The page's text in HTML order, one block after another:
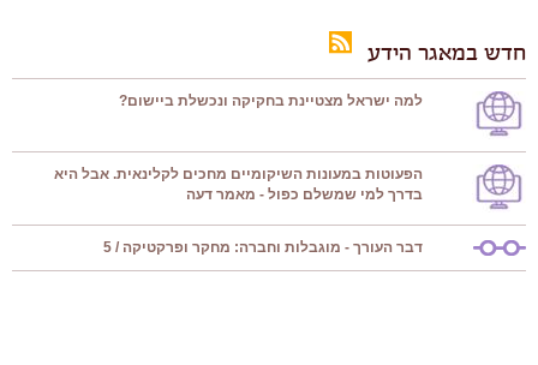
חדש במאגר הידע
למה ישראל מצטיינת בחקיקה ונכשלת ביישום?
הפעוטות במעונות השיקומיים מחכים לקלינאית. אבל היא
בדרך למי שמשלם כפול - מאמר דעה
דבר העורך - מוגבלות וחברה: מחקר ופרקטיקה / 5